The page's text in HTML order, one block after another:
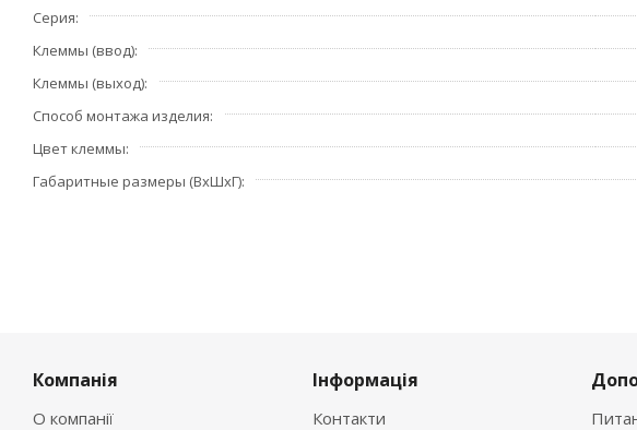
Серия
Клеммы (ввод)
Клеммы (выход)
Способ монтажа изделия
Цвет клеммы
Габаритные размеры (ВхШхГ)
Компанія
О компанії
Інформація
Контакти